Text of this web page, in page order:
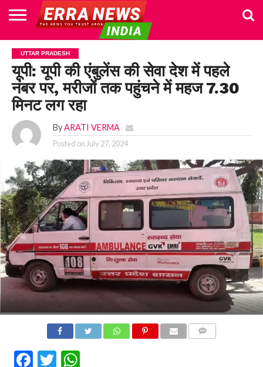
HOME
POLITICS
NEWS
BUSINESS
CULTURE
NATIONAL
SPORTS
LIFESTYLE
TRAVEL
OPINION
BREAKING
NEWS
ENTERTAINMENT
WORLD
CRIME
JOIN
US
UTTAR PRADESH
यूपी: यूपी की एंबुलेंस की सेवा देश में पहले
नंबर पर, मरीजों तक पहुंचने में महज 7.30
मिनट लग रहा
By ARATI VERMA
Posted on July 27, 2024
Facebook
Twitter
WhatsApp